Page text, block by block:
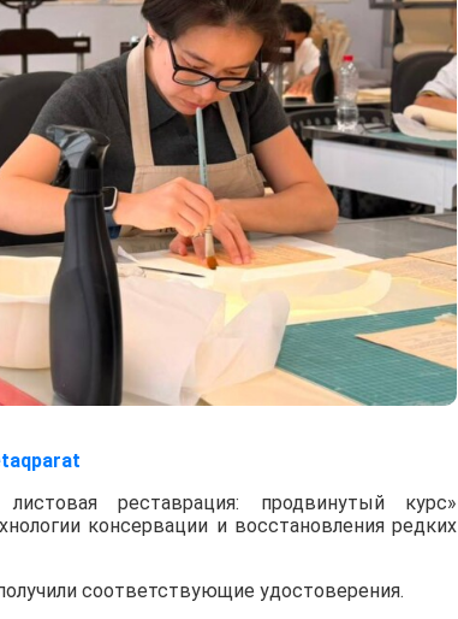
реставрация: продвинутый курс»
консервации и восстановления редких
соответствующие удостоверения.